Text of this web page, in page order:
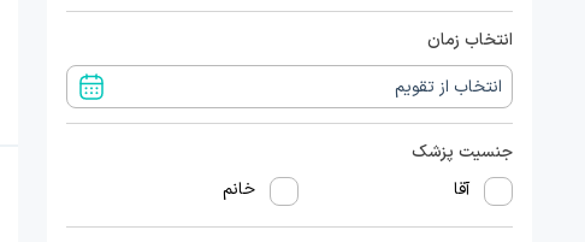
انتخاب زمان
جنسیت پزشک
آقا
خانم